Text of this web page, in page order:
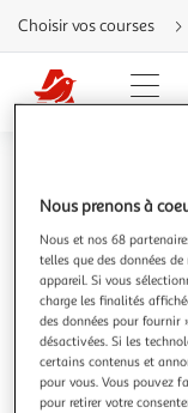
Aller
directement
au
contenu
Aller
directement
la
Aller
directement
à
la
rubrique
besoin
d'aide
Choisir vos courses
Boissons,
Nous prenons à
Nous et nos 68
telles que des données
appareil. Si vous
charge les finalités
des données pour fournir
désactivées. Si les
certains contenus et
pour vous. Vous pouvez
pour retirer votre